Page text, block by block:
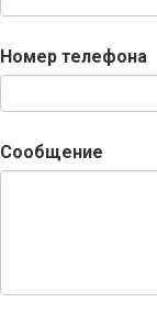
Номер телефона
Сообщение